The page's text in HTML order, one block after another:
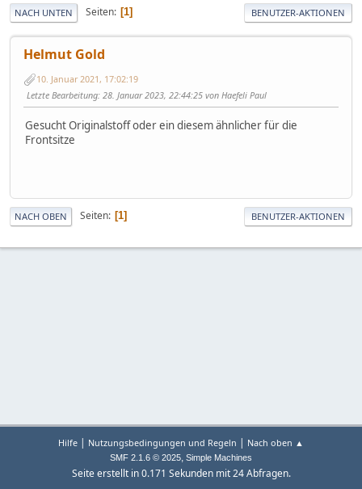
NACH UNTEN Seiten 1 BENUTZER-AKTIONEN
Helmut Gold
10. Januar 2021, 17:02:19
Letzte Bearbeitung: 28. Januar 2023, 22:44:25 von Haefeli Paul
Gesucht Originalstoff oder ein diesem ähnlicher für die
Frontsitze
NACH OBEN Seiten 1 BENUTZER-AKTIONEN
Hilfe | Nutzungsbedingungen und Regeln | Nach oben ▲
SMF 2.1.6 © 2025, Simple Machines
Seite erstellt in 0.171 Sekunden mit 24 Abfragen.